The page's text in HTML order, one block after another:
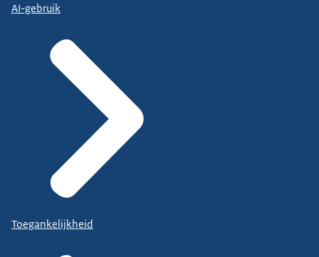
AI-gebruik
Toegankelijkheid